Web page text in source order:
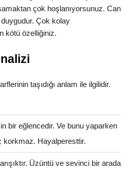
çok hoşlanıyorsunuz. Can
duygudur. Çok kolay
kötü özelliğiniz.
taşıdığı anlam ile ilgilidir.
bir eğlencedir. Ve bunu yaparken
korkmaz. Hayalperesttir.
Üzüntü ve sevinci bir arada